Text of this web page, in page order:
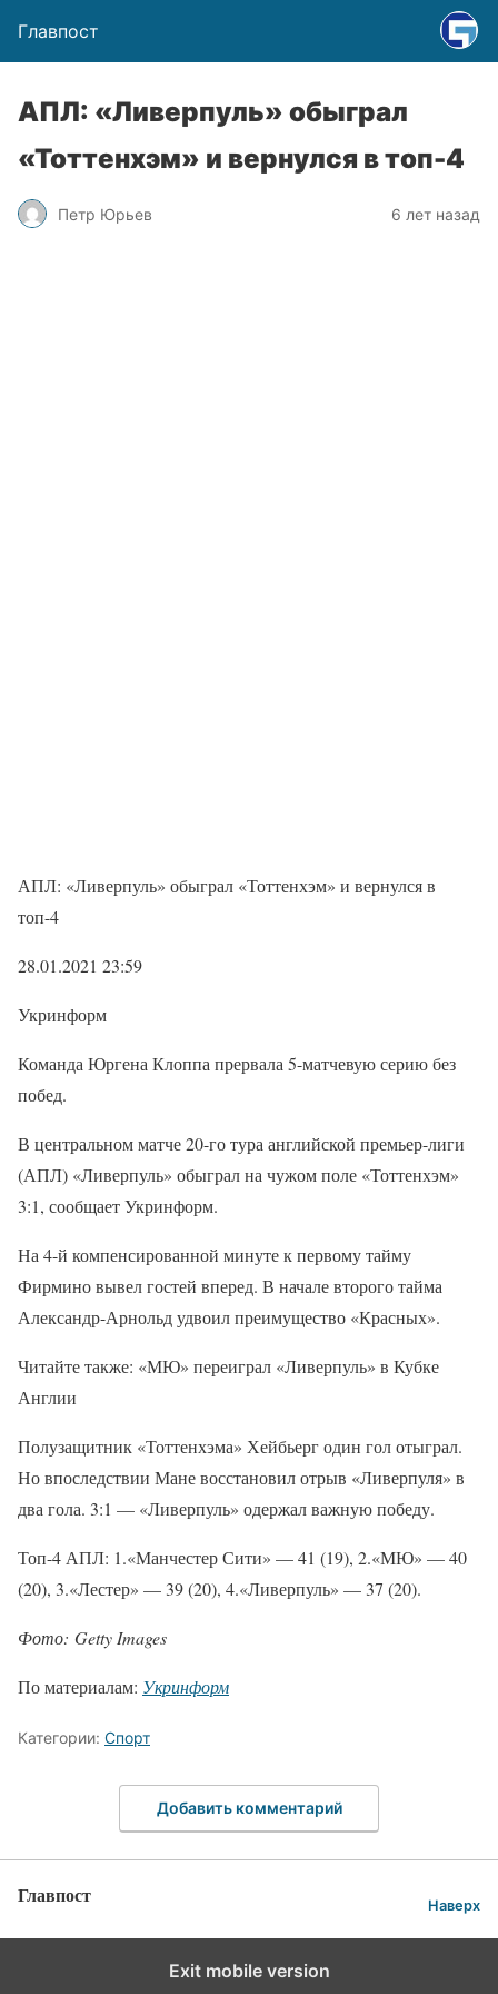
Главпост
АПЛ: «Ливерпуль» обыграл
«Тоттенхэм» и вернулся в топ-4
Петр Юрьев 6 лет назад
АПЛ: «Ливерпуль» обыграл «Тоттенхэм» и вернулся в
топ-4
28.01.2021 23:59
Укринформ
Команда Юргена Клоппа прервала 5-матчевую серию без
побед.
В центральном матче 20-го тура английской премьер-лиги
(АПЛ) «Ливерпуль» обыграл на чужом поле «Тоттенхэм»
3:1, сообщает Укринформ.
На 4-й компенсированной минуте к первому тайму
Фирмино вывел гостей вперед. В начале второго тайма
Александр-Арнольд удвоил преимущество «Красных».
Читайте также: «МЮ» переиграл «Ливерпуль» в Кубке
Англии
Полузащитник «Тоттенхэма» Хейбьерг один гол отыграл.
Но впоследствии Мане восстановил отрыв «Ливерпуля» в
два гола. 3:1 — «Ливерпуль» одержал важную победу.
Топ-4 АПЛ: 1.«Манчестер Сити» — 41 (19), 2.«МЮ» — 40
(20), 3.«Лестер» — 39 (20), 4.«Ливерпуль» — 37 (20).
Фото: Getty Images
По материалам: Укринформ
Категории: Спорт
Добавить комментарий
Главпост Наверх
Exit mobile version